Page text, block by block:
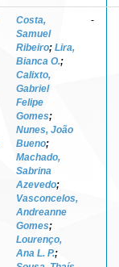
Costa,
Samuel
Ribeiro; Lira,
Bianca O.;
Calixto,
Gabriel
Felipe
Gomes;
Nunes, João
Bueno;
Machado,
Sabrina
Azevedo;
Vasconcelos,
Andreanne
Gomes;
Lourenço,
Ana L. P.;
-